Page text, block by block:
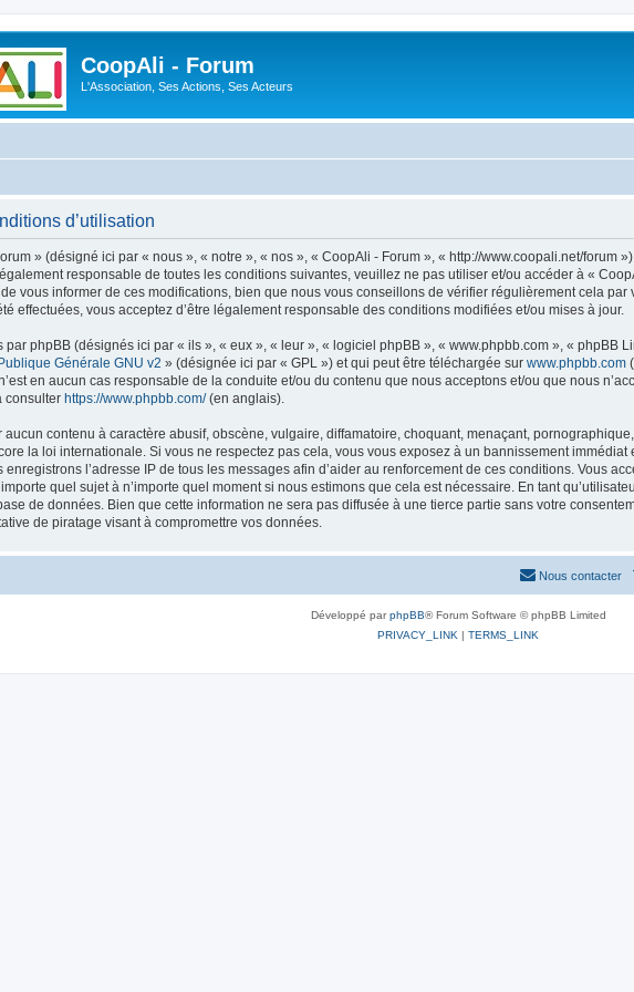
CoopAli - Forum
L'Association, Ses Actions, Ses Acteurs
d’utilisation
» (désigné ici par « nous », « notre », « nos », « CoopAli - Forum », « http://www.coopali.net/forum
responsable de toutes les conditions suivantes, veuillez ne pas utiliser et/ou accéder à «
vous informer de ces modifications, bien que nous vous conseillons de vérifier régulièrement cela
effectuées, vous acceptez d’être légalement responsable des conditions modifiées et/ou mises à jour.
par phpBB (désignés ici par « ils », « eux », « leur », « logiciel phpBB », « www.phpbb.com », « phpBB
Générale GNU v2 » (désignée ici par « GPL ») et qui peut être téléchargée sur www.phpbb.com
en aucun cas responsable de la conduite et/ou du contenu que nous acceptons et/ou que nous
consulter https://www.phpbb.com/(en anglais).
contenu à caractère abusif, obscène, vulgaire, diffamatoire, choquant, menaçant,
la loi internationale. Si vous ne respectez pas cela, vous vous exposez à un bannissement
l’adresse IP de tous les messages afin d’aider au renforcement de ces conditions. Vous
quel sujet à n’importe quel moment si nous estimons que cela est nécessaire. En tant
de données. Bien que cette information ne sera pas diffusée à une tierce partie sans votre
de piratage visant à compromettre vos données.
Nous contacter
Développé parphpBB® Forum Software © phpBB Limited
PRIVACY_LINK | TERMS_LINK